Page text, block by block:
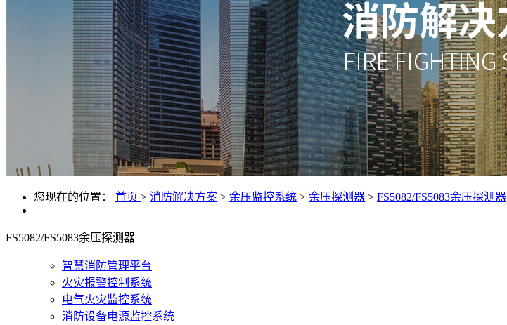
您现在的位置： 首页 > 消防解决方案 > 余压监控系统 > 余压探测器 > FS5082/FS5083余压探测器
FS5082/FS5083余压探测器
智慧消防管理平台
火灾报警控制系统
电气火灾监控系统
消防设备电源监控系统